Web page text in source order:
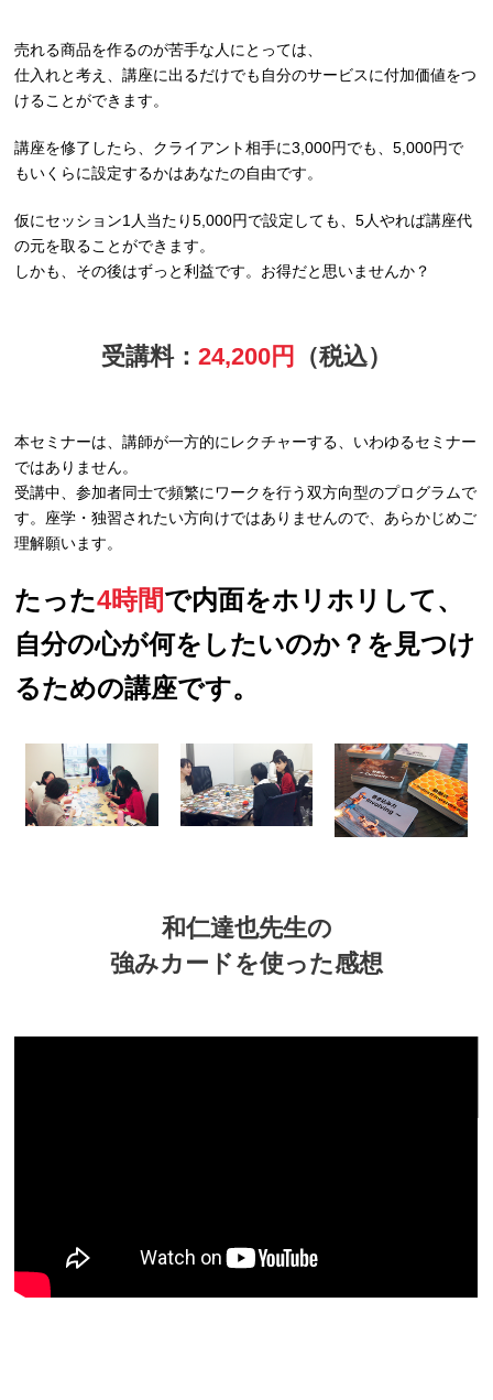
売れる商品を作るのが苦手な人にとっては、
仕入れと考え、講座に出るだけでも自分のサービスに付加価値をつ
けることができます。
講座を修了したら、クライアント相手に3,000円でも、5,000円で
もいくらに設定するかはあなたの自由です。
仮にセッション1人当たり5,000円で設定しても、5人やれば講座代
の元を取ることができます。
しかも、その後はずっと利益です。お得だと思いませんか？
受講料： 24,200円 （税込）
本セミナーは、講師が一方的にレクチャーする、いわゆるセミナー
ではありません。
受講中、参加者同士で頻繁にワークを行う双方向型のプログラムで
す。座学・独習されたい方向けではありませんので、あらかじめご
理解願います。
たった4時間で内面をホリホリして、
自分の心が何をしたいのか？を見つけ
るための講座です。
和仁達也先生の
強みカードを使った感想